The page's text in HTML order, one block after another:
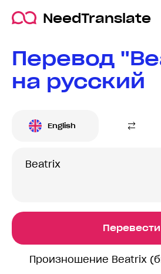
NeedTranslate
Перевод
на русский
English
Перевести
Произношение Beatrix